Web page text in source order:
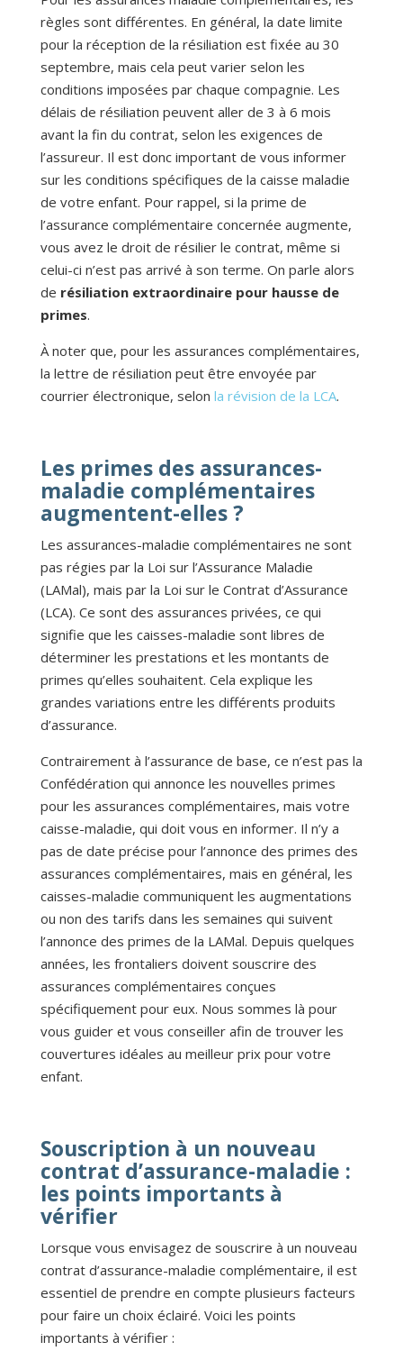
règles sont différentes. En général, la date limite
pour la réception de la résiliation est fixée au 30
septembre, mais cela peut varier selon les
conditions imposées par chaque compagnie. Les
délais de résiliation peuvent aller de 3 à 6 mois
avant la fin du contrat, selon les exigences de
l’assureur. Il est donc important de vous informer
sur les conditions spécifiques de la caisse maladie
de votre enfant. Pour rappel, si la prime de
l’assurance complémentaire concernée augmente,
vous avez le droit de résilier le contrat, même si
celui-ci n’est pas arrivé à son terme. On parle alors
de résiliation extraordinaire pour hausse de
primes.
À noter que, pour les assurances complémentaires,
la lettre de résiliation peut être envoyée par
courrier électronique, selon la révision de la LCA.
Les primes des assurances-
maladie complémentaires
augmentent-elles ?
Les assurances-maladie complémentaires ne sont
pas régies par la Loi sur l’Assurance Maladie
(LAMal), mais par la Loi sur le Contrat d’Assurance
(LCA). Ce sont des assurances privées, ce qui
signifie que les caisses-maladie sont libres de
déterminer les prestations et les montants de
primes qu’elles souhaitent. Cela explique les
grandes variations entre les différents produits
d’assurance.
Contrairement à l’assurance de base, ce n’est pas la
Confédération qui annonce les nouvelles primes
pour les assurances complémentaires, mais votre
caisse-maladie, qui doit vous en informer. Il n’y a
pas de date précise pour l’annonce des primes des
assurances complémentaires, mais en général, les
caisses-maladie communiquent les augmentations
ou non des tarifs dans les semaines qui suivent
l’annonce des primes de la LAMal. Depuis quelques
années, les frontaliers doivent souscrire des
assurances complémentaires conçues
spécifiquement pour eux. Nous sommes là pour
vous guider et vous conseiller afin de trouver les
couvertures idéales au meilleur prix pour votre
enfant.
Souscription à un nouveau
contrat d’assurance-maladie :
les points importants à
vérifier
Lorsque vous envisagez de souscrire à un nouveau
contrat d’assurance-maladie complémentaire, il est
essentiel de prendre en compte plusieurs facteurs
pour faire un choix éclairé. Voici les points
importants à vérifier :